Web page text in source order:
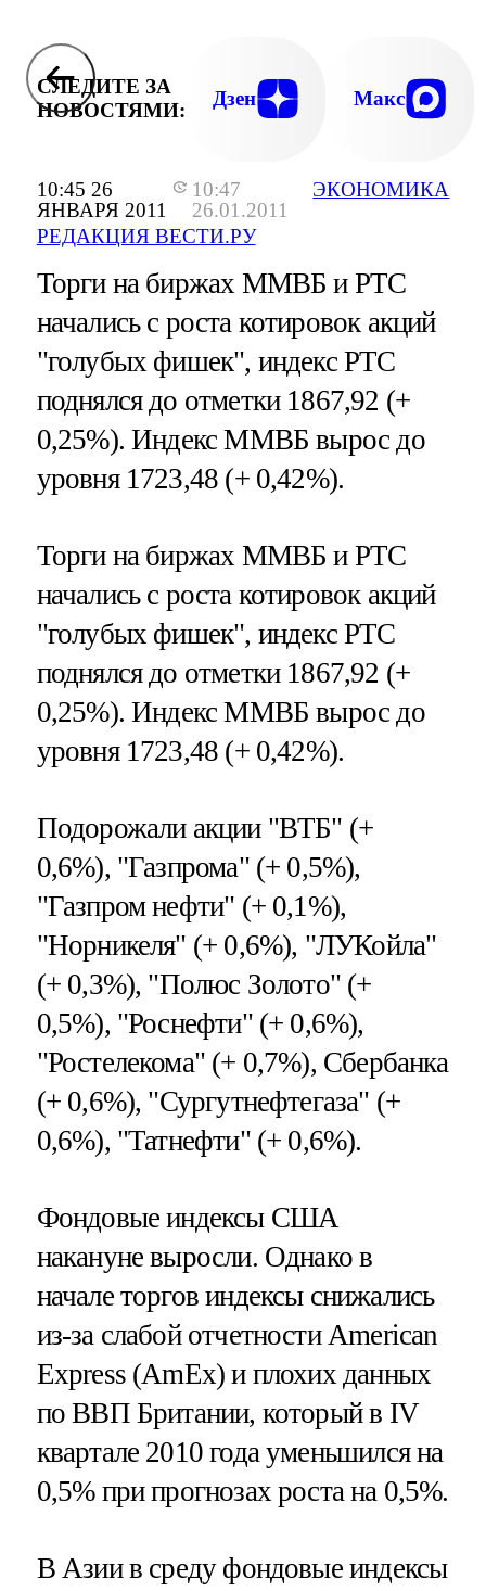
10:45 26
ЯНВАРЯ 2011
10:47
26.01.2011
РЕДАКЦИЯ ВЕСТИ.РУ
ЭКОНОМИКА
СЛЕДИТЕ ЗА
НОВОСТЯМИ:
Дзен Макс
Торги на биржах ММВБ и РТС
начались с роста котировок акций
"голубых фишек", индекс РТС
поднялся до отметки 1867,92 (+
0,25%). Индекс ММВБ вырос до
уровня 1723,48 (+ 0,42%).
Торги на биржах ММВБ и РТС
начались с роста котировок акций
"голубых фишек", индекс РТС
поднялся до отметки 1867,92 (+
0,25%). Индекс ММВБ вырос до
уровня 1723,48 (+ 0,42%).
Подорожали акции "ВТБ" (+
0,6%), "Газпрома" (+ 0,5%),
"Газпром нефти" (+ 0,1%),
"Норникеля" (+ 0,6%), "ЛУКойла"
(+ 0,3%), "Полюс Золото" (+
0,5%), "Роснефти" (+ 0,6%),
"Ростелекома" (+ 0,7%), Сбербанка
(+ 0,6%), "Сургутнефтегаза" (+
0,6%), "Татнефти" (+ 0,6%).
Фондовые индексы США
накануне выросли. Однако в
начале торгов индексы снижались
из-за слабой отчетности American
Express (AmEx) и плохих данных
по ВВП Британии, который в IV
квартале 2010 года уменьшился на
0,5% при прогнозах роста на 0,5%.
В Азии в среду фондовые индексы